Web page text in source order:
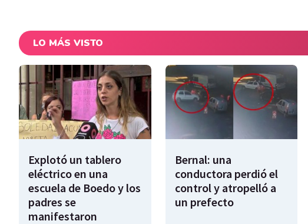
LO MÁS VISTO
Explotó un tablero
eléctrico en una
escuela de Boedo y los
padres se
manifestaron
Bernal: una
conductora perdió el
control y atropelló a
un prefecto